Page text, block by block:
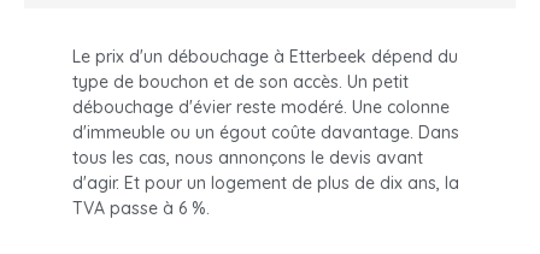
Le prix d'un débouchage à Etterbeek dépend du
type de bouchon et de son accès. Un petit
débouchage d'évier reste modéré. Une colonne
d'immeuble ou un égout coûte davantage. Dans
tous les cas, nous annonçons le devis avant
d'agir. Et pour un logement de plus de dix ans, la
TVA passe à 6 %.